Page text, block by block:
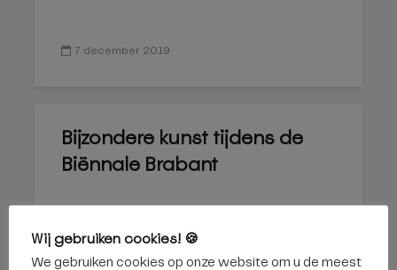
7 december 2019
Bijzondere kunst tijdens de
Biënnale Brabant
Wij gebruiken cookies! 🍪
We gebruiken cookies op onze website om u de meest